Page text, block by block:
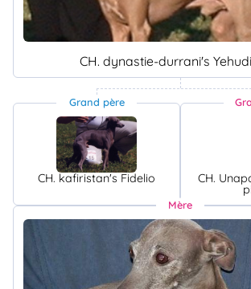
CH. dynastie-durrani's
Grand père
CH. kafiristan's Fidelio CH.
Mère